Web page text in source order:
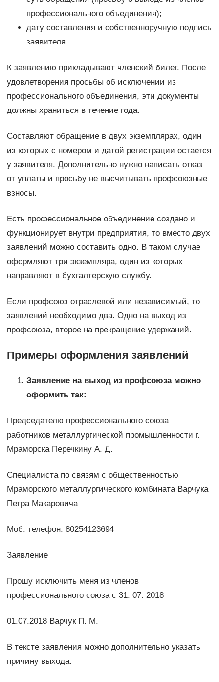
профессионального объединения);
дату составления и собственноручную подпись
заявителя.
К заявлению прикладывают членский билет. После
удовлетворения просьбы об исключении из
профессионального объединения, эти документы
должны храниться в течение года.
Составляют обращение в двух экземплярах, один
из которых с номером и датой регистрации остается
у заявителя. Дополнительно нужно написать отказ
от уплаты и просьбу не высчитывать профсоюзные
взносы.
Есть профессиональное объединение создано и
функционирует внутри предприятия, то вместо двух
заявлений можно составить одно. В таком случае
оформляют три экземпляра, один из которых
направляют в бухгалтерскую службу.
Если профсоюз отраслевой или независимый, то
заявлений необходимо два. Одно на выход из
профсоюза, второе на прекращение удержаний.
Примеры оформления заявлений
Заявление на выход из профсоюза можно
оформить так:
Председателю профессионального союза
работников металлургической промышленности г.
Мраморска Перечкину А. Д.
Специалиста по связям с общественностью
Мраморского металлургического комбината Варчука
Петра Макаровича
Моб. телефон: 80254123694
Заявление
Прошу исключить меня из членов
профессионального союза с 31. 07. 2018
01.07.2018 Варчук П. М.
В тексте заявления можно дополнительно указать
причину выхода.